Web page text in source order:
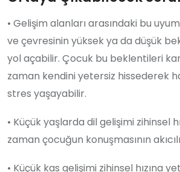
• Gelişim alanları arasındaki bu
ve çevresinin yüksek ya da düşük
yol açabilir. Çocuk bu beklentileri
zaman kendini yetersiz hissederek
stres yaşayabilir.
• Küçük yaşlarda dil gelişimi zihinsel
zaman çocuğun konuşmasının
• Küçük kas gelişimi zihinsel hızına